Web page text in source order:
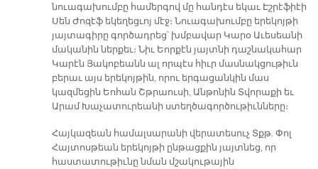
նուագախումբը համերգով մը հանդէս եկաւ Էշրէֆիէի
Սեն Ժոզէֆ եկեղեցւոյ մէջ։ Նուագախումբը երեկոյթի
յայտագիրը գործադրեց՝ խմբավար Կարօ Աւեսեանի
մականին ներքեւ։ Նիւ Եորքէն յայտնի դաշնակահար
Կարէն Յակոբեանն ալ որպէս հիւր մասնակցութիւն
բերաւ այս երեկոյթին, որու երգացանկին մաս
կազմեցին Եոհան Շթրաուսի, Անթոնին Տվորաքի եւ
Արամ Խաչատուրեանի ստեղծագործութիւնները։
Հայկազեան համալսարանի վերատեսուչ Տքթ. Փոլ
Հայտոսթեան երեկոյթի ընթացքին յայտնեց, որ
հաստատութիւնը նման մշակութային